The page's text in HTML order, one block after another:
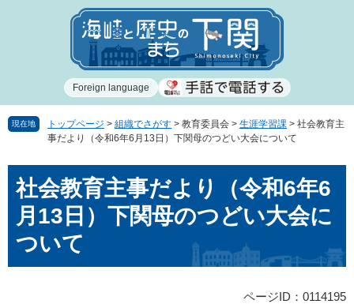
で
ば
Foreign language
現在地 トップページ > 組織でさがす > 教育委員会 > 生涯学習課 > 社会教育主
事だより（令和6年6月13日）下関母のつどい大会について
文社会教育主事だより（令和6年6
月13日）下関母のつどい大会に
ついて
ページID：0114195